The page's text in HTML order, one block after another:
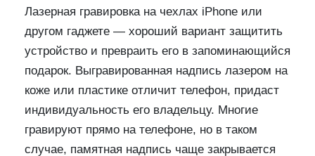
Лазерная гравировка на чехлах iPhone или
другом гаджете — хороший вариант защитить
устройство и превраить его в запоминающийся
подарок. Выгравированная надпись лазером на
коже или пластике отличит телефон, придаст
индивидуальность его владельцу. Многие
гравируют прямо на телефоне, но в таком
случае, памятная надпись чаще закрывается